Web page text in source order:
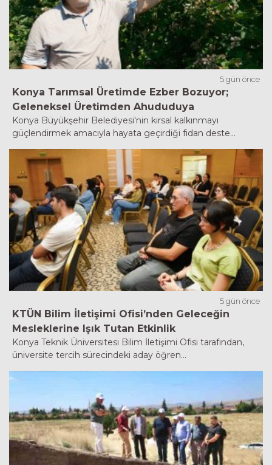
5 gün önce
Konya Tarımsal Üretimde Ezber Bozuyor;
Geleneksel Üretimden Ahududuya
Konya Büyükşehir Belediyesi'nin kırsal kalkınmayı
güçlendirmek amacıyla hayata geçirdiği fidan deste...
5 gün önce
KTÜN Bilim İletişimi Ofisi’nden Geleceğin
Mesleklerine Işık Tutan Etkinlik
Konya Teknik Üniversitesi Bilim İletişimi Ofisi tarafından,
üniversite tercih sürecindeki aday öğren...